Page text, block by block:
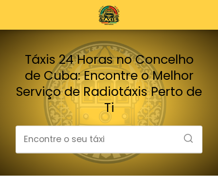
Táxis 24 Horas no Concelho
de Cuba: Encontre o Melhor
Serviço de Radiotáxis Perto de
Ti